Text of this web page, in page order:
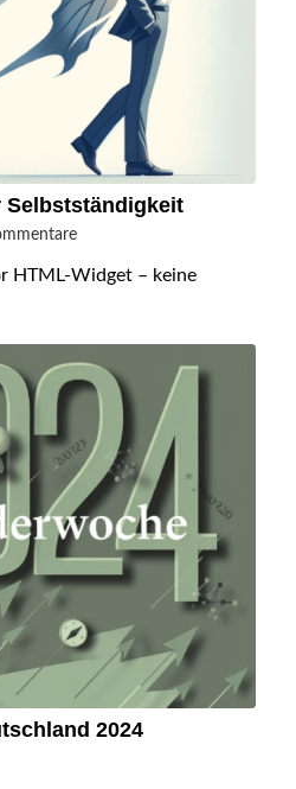
Selbstständigkeit
HTML-Widget – keine
2024